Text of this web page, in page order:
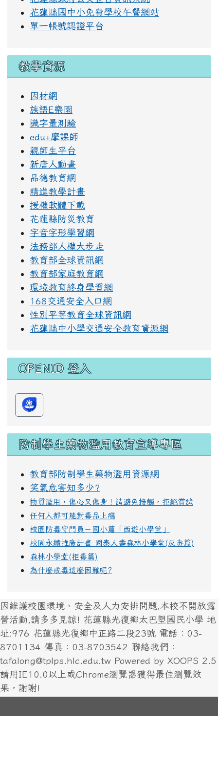
花蓮縣國中小免費學校午餐網站
單一帳號認證平台
教學資源
因材網
族語E樂園
識字量測驗
edu+摩課師
親師生平台
新唐人動畫
品德教育網
精進教學計畫
授權軟體下載
花蓮縣防災教育
字音字形學習網
法務部人權大步走
教育部全球資訊網
教育部家庭教育網
環境教育終身學習網
168交通安全入口網
性別平等教育全球資訊網
花蓮縣中小學交通安全教育資源網
OPENID 登入
防制學生藥物濫用教育宣導專區
教育部防制學生藥物濫用資源網
笑氣危害知多少?
物質濫用，傷心又傷身！請避免接觸，拒絕嘗試
任何人都可能對毒品上癮
校園防毒守門員－國小篇「西遊小學堂」
校園永續推廣計畫-國泰人壽森林小學堂(反毒篇)
森林小學堂(拒毒篇)
為什麼戒毒這麼困難呢?
因維護校園環境、安全及人力安排問題,本校不開放露
營活動,請多多見諒! 花蓮縣光復鄉太巴塱國民小學 地
址:976 花蓮縣光復鄉中正路二段23號 電話：03-
8701134 傳真：03-8703542 聯絡我們：
tafalong@tplps.hlc.edu.tw Powered by XOOPS 2.5
請用IE10.0以上或Chrome瀏覽器獲得最佳瀏覽效
果，謝謝!